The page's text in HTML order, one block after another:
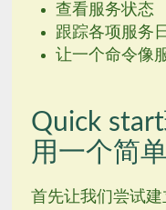
查看服务状态
跟踪各项服务
让一个命令像
Quick
用一个简
首先让我们尝试